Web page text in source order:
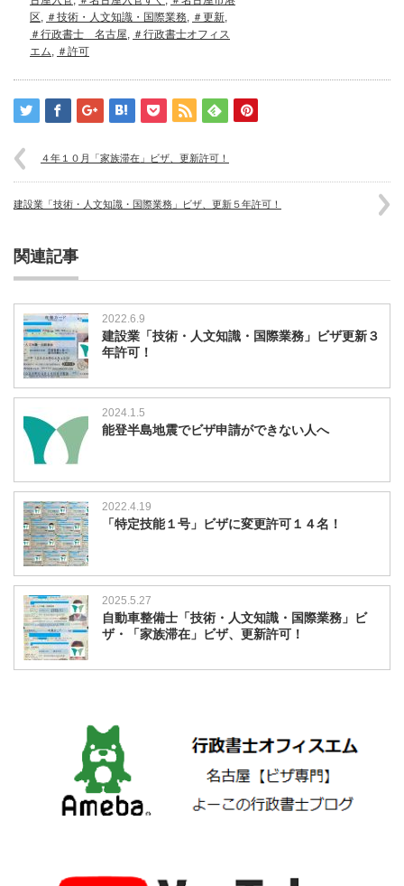
区
＃技術・人文知識・国際業務 ＃更新
＃行政書士 名古屋
＃行政書士オフィス
エム
＃許可
４年１０月「家族滞在」ビザ、更新許可！
建設業「技術・人文知識・国際業務」ビザ、更新５年許可！
関連記事
2022.6.9
建設業「技術・人文知識・国際業務」ビザ更新３
年許可！
2024.1.5
能登半島地震でビザ申請ができない人へ
2022.4.19
「特定技能１号」ビザに変更許可１４名！
2025.5.27
自動車整備士「技術・人文知識・国際業務」ビ
ザ・「家族滞在」ビザ、更新許可！